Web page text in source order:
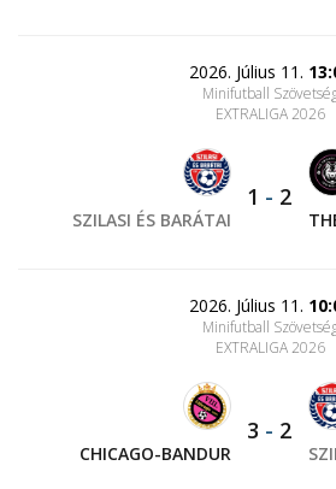
2026. Július 11.
Minifutball
EXTRALIGA 2026
SZILASI ÉS BARÁTAI
1 - 2
2026. Július 11.
Minifutball
EXTRALIGA 2026
CHICAGO-BANDUR
3 - 2